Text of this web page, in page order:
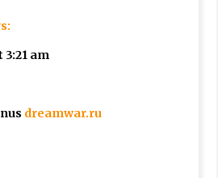
am
dreamwar.ru